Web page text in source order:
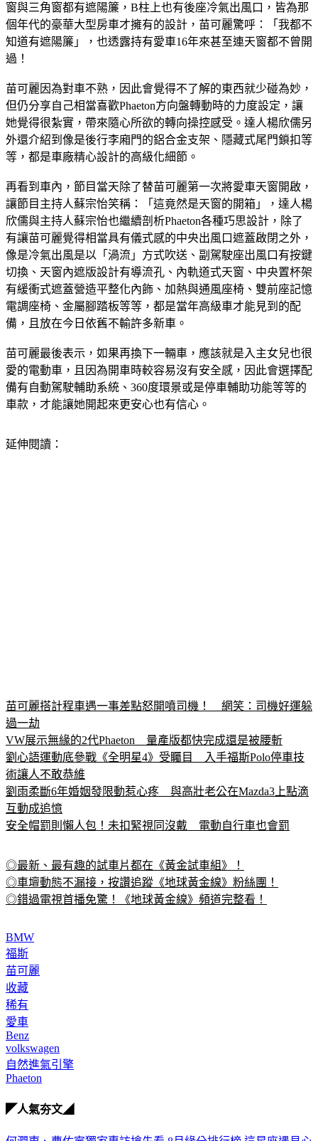
下車，車內許多木紋或飾板用料都是相當好的材質；至於後車
窗與三角窗都有遮陽簾，B柱上也有後座冷氣出風口，皆為那
個年代的豪華大型房車才擁有的設計，苗可麗驚呼：「我都不
知道有遮陽簾」，也透露持有愛車16年來甚至連天窗都不曾開
苗可麗因為對車不熟，因此會覺得不了解的東西就少碰為妙，
但仍分享自己相當喜歡Phaeton方向盤轉動時的力度設定，讓
她覺得很紮實，帶來隨心所欲的轉向操控感受。達人楊欣儒另
外還介紹到像是後行李廂門的鋁合金支架、隱藏式尾門鎖扣等
再看到車內，節目當天除了替苗可麗第一次將愛車天窗開啟，
讓節目主持人蘇宗怡笑稱：「這竟然是天窗的開箱」，達人楊
欣儒與主持人蘇宗怡也繼續剖析Phaeton各種巧思設計，除了
有讓苗可麗覺得相當具有儀式感的中央出風口遮蓋啟閉之外，
像是冷氣出風是以「渦流」方式吹送、副駕駛座出風口有按鍵
切換、天窗內遮版設計有導流孔、內軌道式天窗、中央置杯架
有緩衝式遮蓋營造平整化內飾、加熱與通風座椅、雙前座記憶
電調座椅、金屬腳踏板等等，都是當年高級車才能見到的配
苗可麗最後表示，如果再換下一輛車，應該就是入主女兒也很
愛的電動車，且因為開車時較容易沒有安全感，因此會選擇配
備有自動駕駛輔助系統、360度環景或是停車輔助功能等等的
苗可麗搭計程車遇一事差點怒開噴司機！　網笑：司機好運躲
過一劫
VW展示無緣的2代Phaeton　量產版都快完成還是被腰斬
劉心語運動底參戰《全明星4》受矚目　入手福斯Polo停車技
術讓人不敢恭維
劉雨柔斷6年婚姻發限動惹心疼　與高壯老公在Mazda3上點滴
互動成追憶
◎最新、最有趣的試車片都在《黃金試車組》！
◎車壇動態不漏接，按讚追蹤《地球黃金線》粉絲團！
BMW
福斯
苗可麗
收藏
稀有
愛車
Benz
volkswagen
自然進氣引擎